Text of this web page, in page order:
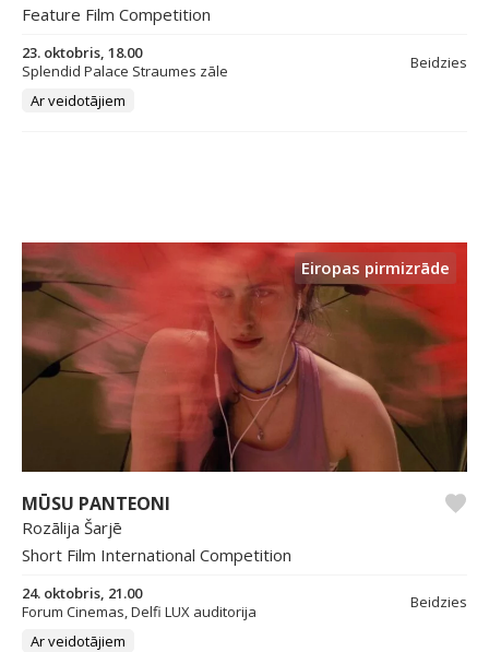
Feature Film Competition
23. oktobris, 18.00
Splendid Palace Straumes zāle
Beidzies
Ar veidotājiem
Eiropas pirmizrāde
MŪSU PANTEONI
Rozālija Šarjē
Short Film International Competition
24. oktobris, 21.00
Forum Cinemas, Delfi LUX auditorija
Beidzies
Ar veidotājiem